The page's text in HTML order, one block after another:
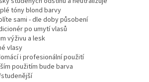
tóny blond barvy
sami - dle doby působení
po umytí vlasů
výživu a lesk
vlasy
i profesionální použití
použitím bude barva